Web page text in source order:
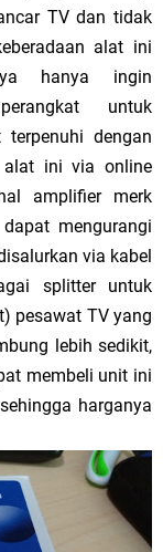
TV dan tidak
alat ini
hanya ingin
untuk
dengan
alat ini via online
amplifier merk
mengurangi
via kabel
splitter untuk
pesawat TV yang
lebih sedikit,
membeli unit ini
harganya